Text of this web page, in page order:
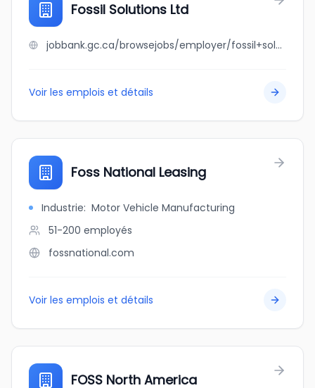
Fossil Solutions Ltd
jobbank.gc.ca/browsejobs/employer/fossil+solutions+ltd/ca
Voir les emplois et détails
Foss National Leasing
Industrie: Motor Vehicle Manufacturing
51-200 employés
fossnational.com
Voir les emplois et détails
FOSS North America